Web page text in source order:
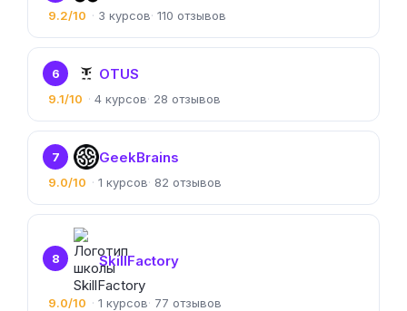
9.2/10 3 110
6 OTUS
9.1/10 4 28
7 GeekBrains
9.0/10 1 82
8 SkillFactory
9.0/10 1 77